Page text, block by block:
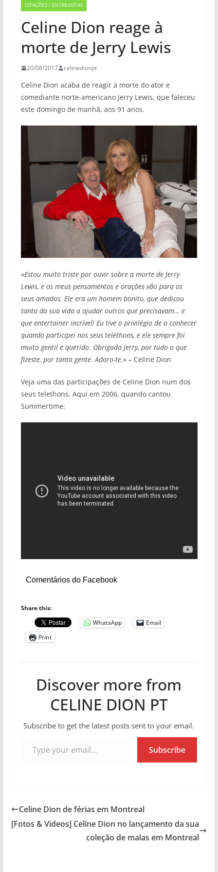
CITAÇÕES / ENTREVISTAS
Celine Dion reage à
morte de Jerry Lewis
20/08/2017 celinedionpt
Celine Dion acaba de reagir à morte do ator e
comediante norte-americano Jerry Lewis, que faleceu
este domingo de manhã, aos 91 anos.
«Estou muito triste por ouvir sobre a morte de Jerry
Lewis, e os meus pensamentos e orações vão para os
seus amados. Ele era um homem bonito, que dedicou
tanta da sua vida a ajudar outros que precisavam… e
que entertainer incrível! Eu tive o privilégio de o conhecer
quando participei nos seus telethons, e ele sempre foi
muito gentil e querido. Obrigada Jerry, por tudo o que
fizeste, por tanta gente. Adoro-te.» – Celine Dion
Veja uma das participações de Celine Dion num dos
seus telethons. Aqui em 2006, quando cantou
Summertime:
Comentários do Facebook
Share this:
WhatsApp
Email
Print
Discover more from
CELINE DION PT
Subscribe to get the latest posts sent to your email.
Subscribe
Celine Dion de férias em Montreal
[Fotos & Videos] Celine Dion no lançamento da sua
coleção de malas em Montreal